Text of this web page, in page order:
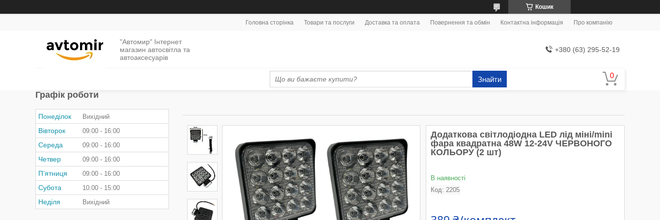
Кошик
Головна сторінка Товари та послуги Доставка та оплата Повернення та обмін Контактна інформація Про компанію
"Автомир" Інтернет
магазин автосвітла та
автоаксесуарів
+380 (63) 295-52-19
Знайти
Додаткова світлодіодна LED лід міні/mini
фара квадратна 48W 12-24V ЧЕРВОНОГО
КОЛЬОРУ (2 шт)
В наявності
Код: 2205
Графік роботи
Понеділок Вихідний
Вівторок 09:00 16:00
Середа 09:00 16:00
Четвер 09:00 16:00
Пʼятниця 09:00 16:00
Субота 10:00 15:00
Неділя Вихідний